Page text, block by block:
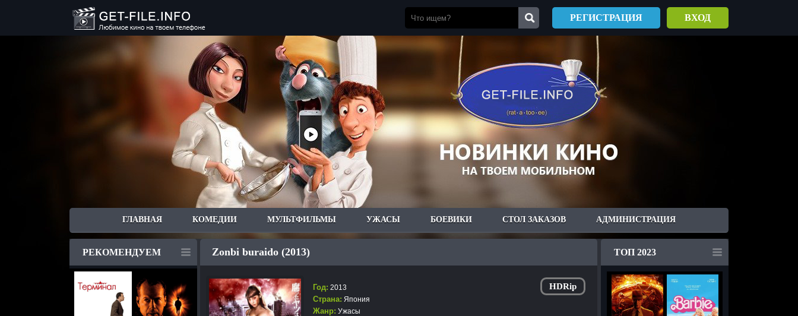
РЕГИСТРАЦИЯ ВХОД
ГЛАВНАЯ КОМЕДИИ МУЛЬТФИЛЬМЫ УЖАСЫ БОЕВИКИ СТОЛ ЗАКАЗОВ АДМИНИСТРАЦИЯ
РЕКОМЕНДУЕМ
HDRip
Zonbi buraido (2013)
Год: 2013
Страна: Япония
Жанр: Ужасы
ТОП 2023